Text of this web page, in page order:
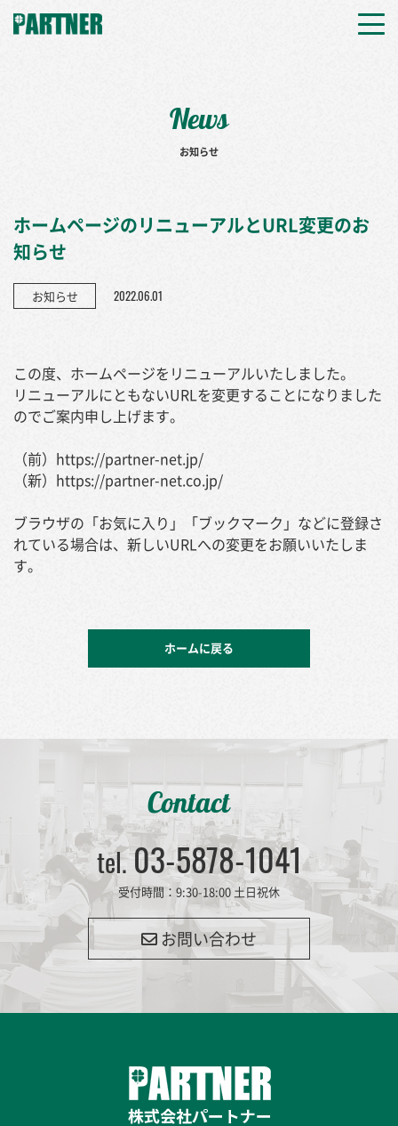
News
お知らせ
ホームページのリニューアルとURL変更のお
知らせ
お知らせ 2022.06.01
この度、ホームページをリニューアルいたしました。
リニューアルにともないURLを変更することになりました
のでご案内申し上げます。
（前）https://partner-net.jp/
（新）https://partner-net.co.jp/
ブラウザの「お気に入り」「ブックマーク」などに登録さ
れている場合は、新しいURLへの変更をお願いいたしま
す。
ホームに戻る
Contact
tel.03-5878-1041
受付時間：9:30-18:00 土日祝休
お問い合わせ